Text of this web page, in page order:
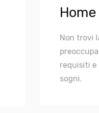
Non trovi
requisiti e
sogni.